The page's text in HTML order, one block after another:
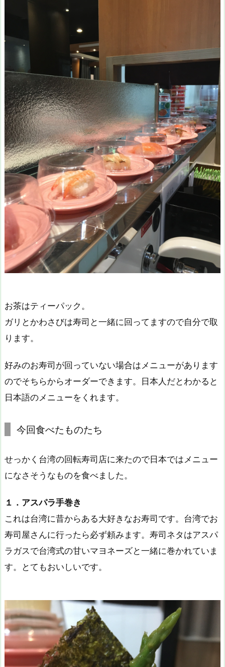
お茶はティーパック。
ガリとかわさびは寿司と一緒に回ってますので自分で取
ります。
好みのお寿司が回っていない場合はメニューがあります
のでそちらからオーダーできます。日本人だとわかると
日本語のメニューをくれます。
今回食べたものたち
せっかく台湾の回転寿司店に来たので日本ではメニュー
になさそうなものを食べました。
１．アスパラ手巻き
これは台湾に昔からある大好きなお寿司です。台湾でお
寿司屋さんに行ったら必ず頼みます。寿司ネタはアスパ
ラガスで台湾式の甘いマヨネーズと一緒に巻かれていま
す。とてもおいしいです。